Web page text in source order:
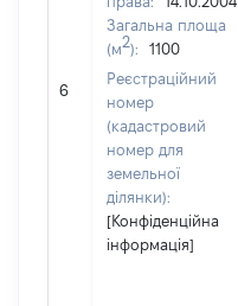
6
Загальна площа
(м2):
1100
Реєстраційний
номер
(кадастровий
номер для
земельної
ділянки):
[Конфіденційна
інформація]